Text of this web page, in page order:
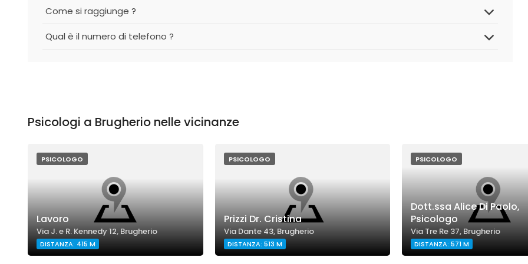
Come si raggiunge ?
Qual è il numero di telefono ?
Psicologi a Brugherio nelle vicinanze
PSICOLOGO
Lavoro
Via J. e R. Kennedy 12, Brugherio
DISTANZA: 415 M
PSICOLOGO
Prizzi Dr. Cristina
Via Dante 43, Brugherio
DISTANZA: 513 M
PSICOLOGO
Dott.ssa Alice Di Paolo,
Psicologo
Via Tre Re 37, Brugherio
DISTANZA: 571 M